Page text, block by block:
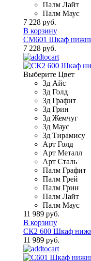
Палм Лайт
Палм Маус
7 228 руб.
В корзину
СМ601 Шкаф
7 228 руб.
Выберите Цвет
3д Айс
3д Голд
3д Графит
3д Грин
3д Жемчуг
3д Маус
3д Тирамису
Арт Голд
Арт Металл
Арт Сталь
Палм Графит
Палм Грей
Палм Грин
Палм Лайт
Палм Маус
11 989 руб.
В корзину
СК2 600 Шкаф
11 989 руб.